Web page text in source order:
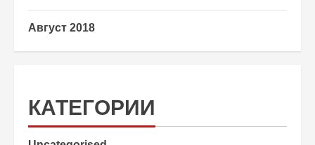
Август 2018
КАТЕГОРИИ